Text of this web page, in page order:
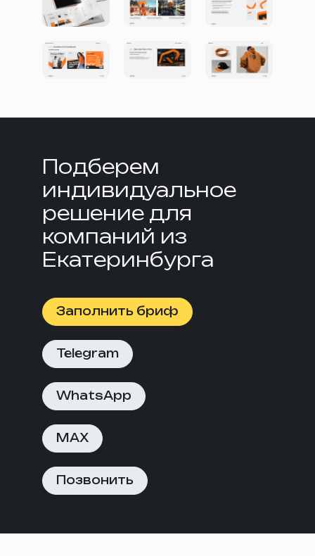
Подберем
индивидуальное
решение для
компаний из
Екатеринбурга
Заполнить бриф
Telegram
WhatsApp
MAX
Позвонить